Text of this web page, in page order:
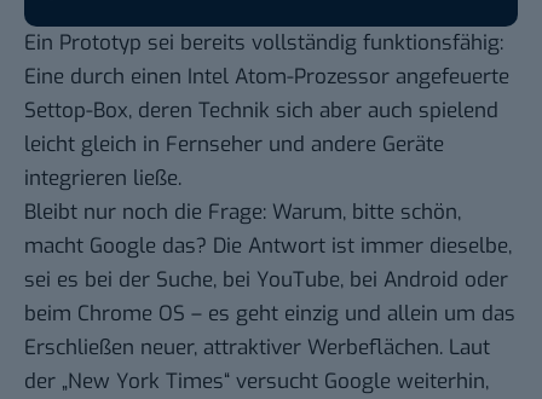
Ein Prototyp sei bereits vollständig funktionsfähig:
Eine durch einen Intel Atom-Prozessor angefeuerte
Settop-Box, deren Technik sich aber auch spielend
leicht gleich in Fernseher und andere Geräte
integrieren ließe.
Bleibt nur noch die Frage: Warum, bitte schön,
macht Google das? Die Antwort ist immer dieselbe,
sei es bei der Suche, bei YouTube, bei Android oder
beim Chrome OS – es geht einzig und allein um das
Erschließen neuer, attraktiver Werbeflächen. Laut
der „New York Times“ versucht Google weiterhin,